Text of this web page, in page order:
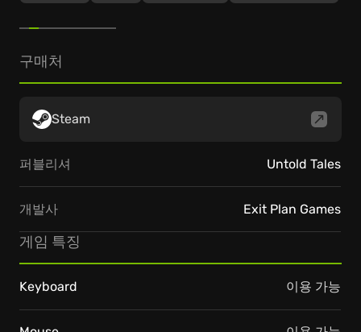
구매처
Steam
퍼블리셔 Untold Tales
개발사 Exit Plan Games
게임 특징
Keyboard 이용 가능